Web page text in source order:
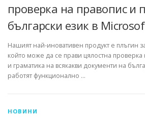
проверка на правопис и
български език в
Нашият най-иновативен продукт е плъгин
който може да се прави цялостна проверка
и граматика на всякакви документи на
работят функционално …
НОВИНИ